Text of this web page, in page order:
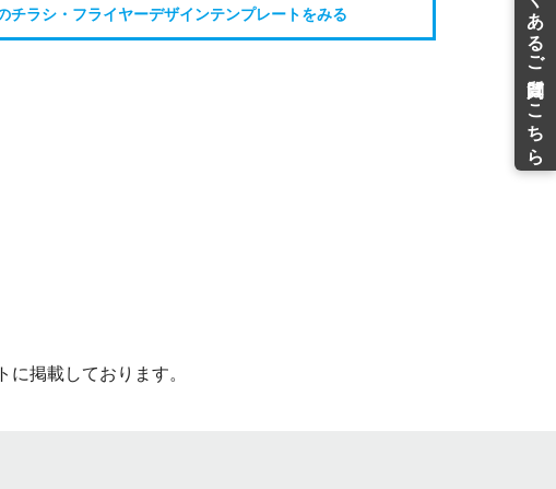
チラシ・フライヤーデザインテンプレートをみる
掲載しております。